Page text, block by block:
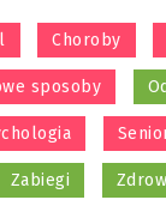
Choroby
sposoby
Zabiegi